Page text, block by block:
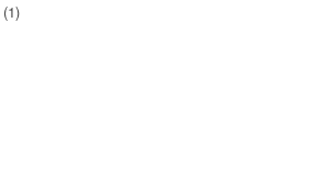
(1)